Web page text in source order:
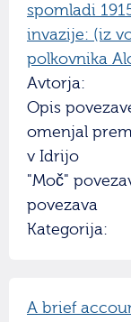
spomladi
invazije: (iz
polkovnika
Avtorja:
Opis
omenjal
v Idrijo
"Moč"
povezava
Kategorija:
A brief